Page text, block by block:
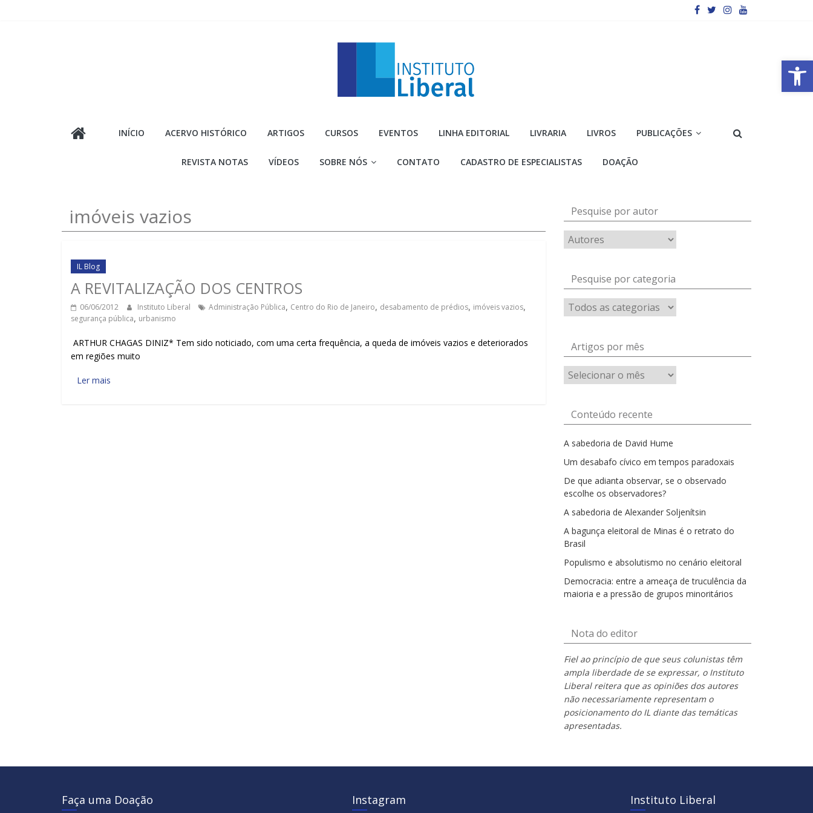
Barra de Ferramentas Aberta
Liberal
mais
INÍCIO ACERVO HISTÓRICO ARTIGOS CURSOS EVENTOS LINHA EDITORIAL LIVRARIA LIVROS PUBLICAÇÕES
REVISTA NOTAS VÍDEOS SOBRE NÓS CONTATO CADASTRO DE ESPECIALISTAS DOAÇÃO
imóveis vazios
IL Blog
A REVITALIZAÇÃO DOS CENTROS
06/06/2012 Instituto Liberal Administração Pública, Centro do Rio de Janeiro, desabamento de prédios, imóveis vazios,
segurança pública, urbanismo
ARTHUR CHAGAS DINIZ* Tem sido noticiado, com uma certa frequência, a queda de imóveis vazios e deteriorados
em regiões muito
Ler mais
Pesquise por autor
Pesquise por categoria
Artigos por mês
Artigos
por
Conteúdo recente
A sabedoria de David Hume
Um desabafo cívico em tempos paradoxais
De que adianta observar, se o observado
escolhe os observadores?
A sabedoria de Alexander Soljenítsin
A bagunça eleitoral de Minas é o retrato do
Brasil
Populismo e absolutismo no cenário eleitoral
Democracia: entre a ameaça de truculência da
maioria e a pressão de grupos minoritários
Nota do editor
Fiel ao princípio de que seus colunistas têm
ampla liberdade de se expressar, o Instituto
Liberal reitera que as opiniões dos autores
não necessariamente representam o
posicionamento do IL diante das temáticas
apresentadas.
Faça uma Doação Instagram Instituto Liberal